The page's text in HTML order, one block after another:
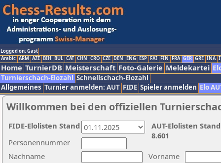
Logged on: Gast
Arabic ARM AZE BIH BUL CAT CHN CRO CZE DEN ENG ESP FAI FIN FRA GER GRE INA
Home TurnierDB Meisterschaft Foto-Galerie Meldekartei
Turnierschach-Elozahl Schnellschach-Elozahl
Allgemeines Turnier anmelden: AUT FIDE Spieler anmelden Elo
Willkommen bei den offiziellen
Nachname
Vorname
Personennummer
AUT-Elolisten
8.601
FIDE-Elolisten Stand